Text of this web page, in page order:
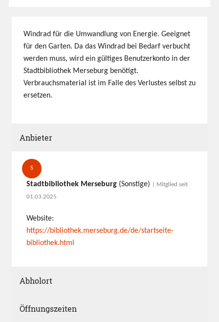
Windrad für die Umwandlung von Energie. Geeignet
für den Garten. Da das Windrad bei Bedarf verbucht
werden muss, wird ein gültiges Benutzerkonto in der
Stadtbibliothek Merseburg benötigt.
Verbrauchsmaterial ist im Falle des Verlustes selbst zu
ersetzen.
Anbieter
S
Stadtbibliothek Merseburg (Sonstige)
| Mitglied seit
01.03.2025
Website:
https://bibliothek.merseburg.de/de/startseite-
bibliothek.html
Abholort
Öffnungszeiten